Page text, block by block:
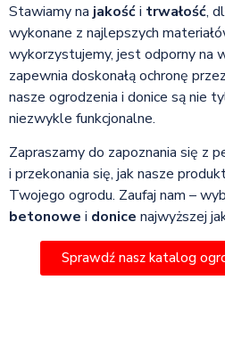
Stawiamy na jakośći trwałość,
wykonane z najlepszych
wykorzystujemy, jest odporny na
zapewnia doskonałą ochronę
nasze ogrodzenia i donice są nie
niezwykle funkcjonalne.
Zapraszamy do zapoznania się z
i przekonania się, jak nasze
Twojego ogrodu. Zaufaj nam –
betonowe i donice najwyższej
Sprawdź nasz katalog